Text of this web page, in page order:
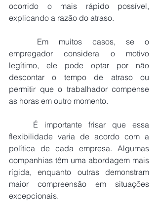
ocorrido o mais rápido possível,
explicando a razão do atraso.
empregador considera o motivo
legítimo, ele pode optar por não
descontar o tempo de atraso ou
permitir que o trabalhador compense
as horas em outro momento.
flexibilidade varia de acordo com a
política de cada empresa. Algumas
companhias têm uma abordagem mais
rígida, enquanto outras demonstram
maior compreensão em situações
excepcionais.